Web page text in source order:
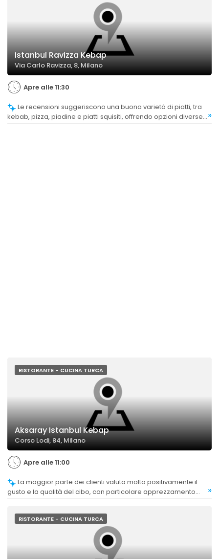
Istanbul Ravizza Kebap
Via Carlo Ravizza, 8, Milano
Apre alle 11:30
kebab, pizza, piadine e piatti squisiti, offrendo opzioni diverse
»
RISTORANTE - CUCINA TURCA
Aksaray Istanbul Kebap
Corso Lodi, 84, Milano
Apre alle 11:00
gusto e la qualità del cibo, con particolare apprezzamento
prodotti.
»
RISTORANTE - CUCINA TURCA